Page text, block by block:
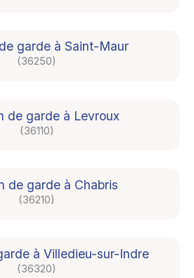
garde à Saint-Maur
(36250)
de garde à Levroux
(36110)
de garde à Chabris
(36210)
à Villedieu-sur-Indre
(36320)